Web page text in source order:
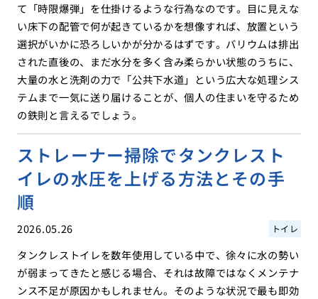
て「時限爆弾」を仕掛けるような行為なのです。目に見えな
い床下の配管で何が起きているかを想像すれば、放置という
選択がいかに恐ろしいかが分かるはずです。バリウムは排出
された直後の、まだ水分を多く含み柔らかい状態のうちに、
大量の水と洗剤の力で「公共下水道」という広大な処理シス
テムまで一気に送り届けることが、個人の住まいを守るため
の鉄則と言えるでしょう。
ストレーナー掃除でタンクレスト
イレの水圧を上げる方法とその手
順
2026.05.26 トイレ
タンクレストイレを数年使用している中で、徐々に水の勢い
が弱まってきたと感じる場合、それは故障ではなくメンテナ
ンス不足が原因かもしれません。そのような状況で最も即効